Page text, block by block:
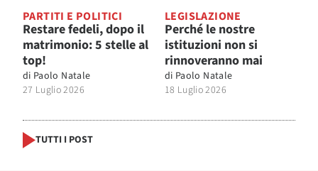
PARTITI E POLITICI
Restare fedeli, dopo il
matrimonio: 5 stelle al
top!
di Paolo Natale
27 Luglio 2026
LEGISLAZIONE
Perché le nostre
istituzioni non si
rinnoveranno mai
di Paolo Natale
18 Luglio 2026
TUTTI I POST